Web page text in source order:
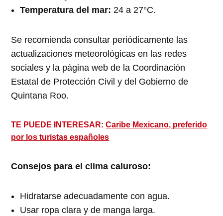
Temperatura del mar: 24 a 27°C.
Se recomienda consultar periódicamente las
actualizaciones meteorológicas en las redes
sociales y la página web de la Coordinación
Estatal de Protección Civil y del Gobierno de
Quintana Roo.
TE PUEDE INTERESAR:Caribe Mexicano, preferido
por los turistas españoles
Consejos para el clima caluroso:
Hidratarse adecuadamente con agua.
Usar ropa clara y de manga larga.